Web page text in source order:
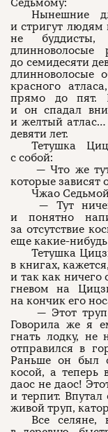
Седьмому:
Нынешние
и стригут людям
не
до семидесяти
длинноволосые
красного
прямо до пят.
и он спадал
и желтый атлас…
девяти лет.
Тетушка
с собой:
— Что же
которые зависят
Чжао
— Тут
и понятно
за отсутствие
еще какие-
Тетушка
в книгах,
и так как ничего
гневом на
на кончик его
— Этот
Говорила же я
гнать лодку, не
отправился в
Раньше он был
косой, а теперь
даос не даос!
и терпит.
живой труп,
Все